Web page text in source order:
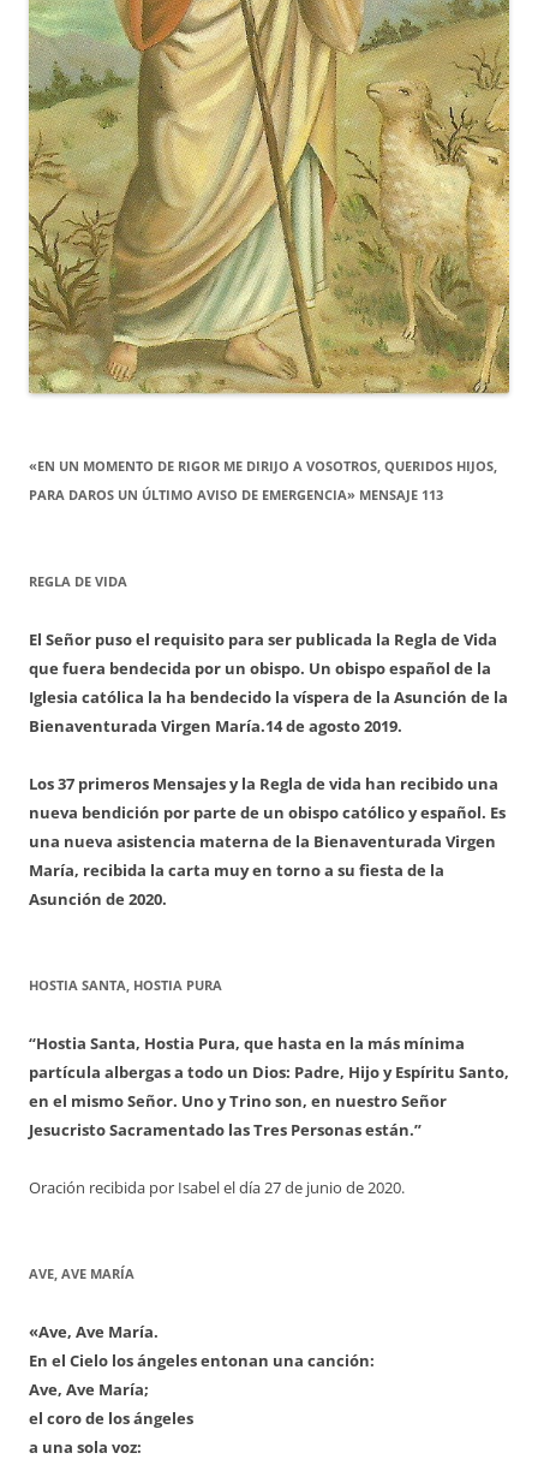
«EN UN MOMENTO DE RIGOR ME DIRIJO A VOSOTROS, QUERIDOS HIJOS,
PARA DAROS UN ÚLTIMO AVISO DE EMERGENCIA» MENSAJE 113
REGLA DE VIDA
El Señor puso el requisito para ser publicada la Regla de Vida
que fuera bendecida por un obispo. Un obispo español de la
Iglesia católica la ha bendecido la víspera de la Asunción de la
Bienaventurada Virgen María.14 de agosto 2019.
Los 37 primeros Mensajes y la Regla de vida han recibido una
nueva bendición por parte de un obispo católico y español. Es
una nueva asistencia materna de la Bienaventurada Virgen
María, recibida la carta muy en torno a su fiesta de la
Asunción de 2020.
HOSTIA SANTA, HOSTIA PURA
“Hostia Santa, Hostia Pura, que hasta en la más mínima
partícula albergas a todo un Dios: Padre, Hijo y Espíritu Santo,
en el mismo Señor. Uno y Trino son, en nuestro Señor
Jesucristo Sacramentado las Tres Personas están.”
Oración recibida por Isabel el día 27 de junio de 2020.
AVE, AVE MARÍA
«Ave, Ave María.
En el Cielo los ángeles entonan una canción:
Ave, Ave María;
el coro de los ángeles
a una sola voz: